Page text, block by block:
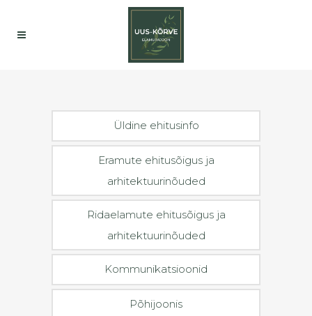
Üldine ehitusinfo
Eramute ehitusõigus ja
arhitektuurinõuded
Ridaelamute ehitusõigus ja
arhitektuurinõuded
Kommunikatsioonid
Põhijoonis